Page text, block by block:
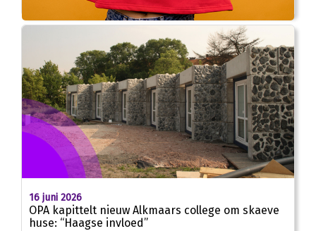
16 juni 2026
OPA kapittelt nieuw Alkmaars college om skaeve
huse: “Haagse invloed”